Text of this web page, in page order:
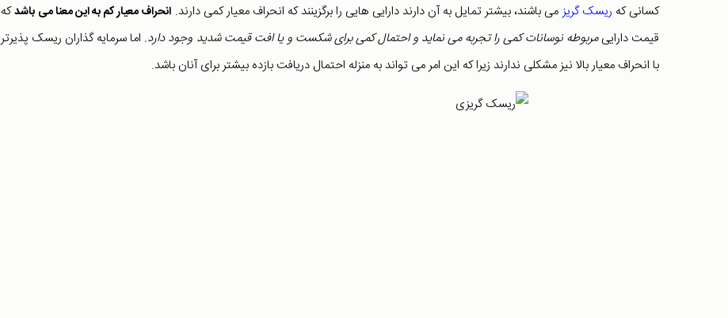
کسانی که ریسک گریزمی باشند، بیشتر تمایل به آن دارند دارایی هایی را برگزینند که انحراف معیار کمی دارند. انحراف معیار کم به این معنا می باشدکه
قیمت داراییمربوطه نوسانات کمی را تجربه می نماید و احتمال کمی برای شکست و یا افت قیمت شدید وجود دارد. اما سرمایه گذاران ریسک پذیرتر
با انحراف معیار بالا نیز مشکلی ندارند زیرا که این امر می تواند به منزله احتمال دریافت بازده بیشتر برای آنان باشد.